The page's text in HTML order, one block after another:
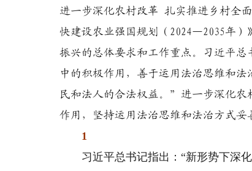
进一步深化农村改革 扎实推进乡村全
快建设农业强国规划（2024—2035年
振兴的总体要求和工作重点。习近平
中的积极作用，善于运用法治思维和
民和法人的合法权益。”进一步深化农
作用，坚持运用法治思维和法治方式妥
1
习近平总书记指出：“新形势下深化